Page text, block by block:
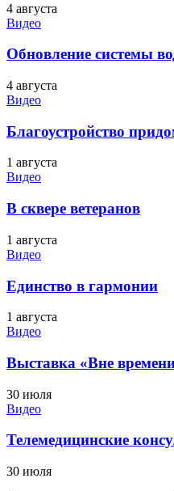
4 августа
Видео
Обновление системы
4 августа
Видео
Благоустройство
1 августа
Видео
В сквере ветеранов
1 августа
Видео
Единство в гармонии
1 августа
Видео
Выставка «Вне
30 июля
Видео
Телемедицинские
30 июля